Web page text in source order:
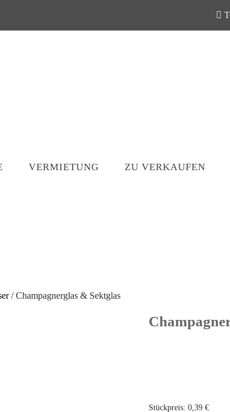
VERMIETUNG ZU VERKAUFEN
/ Champagnerglas & Sektglas
Stückpreis: 0,39 €